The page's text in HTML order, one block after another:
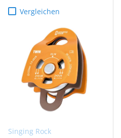
Vergleichen
Singing Rock